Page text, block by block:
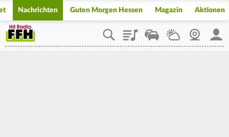
Nachrichten Guten Morgen Hessen Magazin Aktionen
PlaylistStaupilotWetterWebcam